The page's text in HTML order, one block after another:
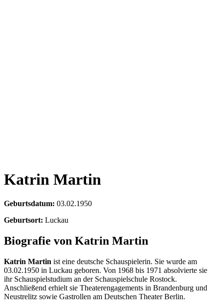
Katrin Martin
Geburtsdatum: 03.02.1950
Geburtsort: Luckau
Biografie von Katrin Martin
Katrin Martin ist eine deutsche Schauspielerin. Sie wurde am
03.02.1950 in Luckau geboren. Von 1968 bis 1971 absolvierte sie
ihr Schauspielstudium an der Schauspielschule Rostock.
Anschließend erhielt sie Theaterengagements in Brandenburg und
Neustrelitz sowie Gastrollen am Deutschen Theater Berlin.